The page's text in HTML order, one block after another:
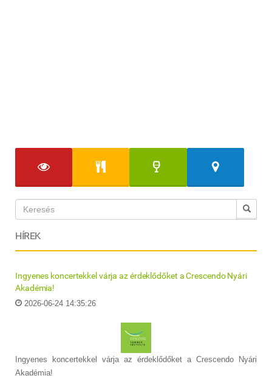
HÍREK
Ingyenes koncertekkel várja az érdeklődőket a Crescendo Nyári
Akadémia!
2026-06-24 14:35:26
Ingyenes koncertekkel várja az érdeklődőket a Crescendo Nyári
Akadémia!